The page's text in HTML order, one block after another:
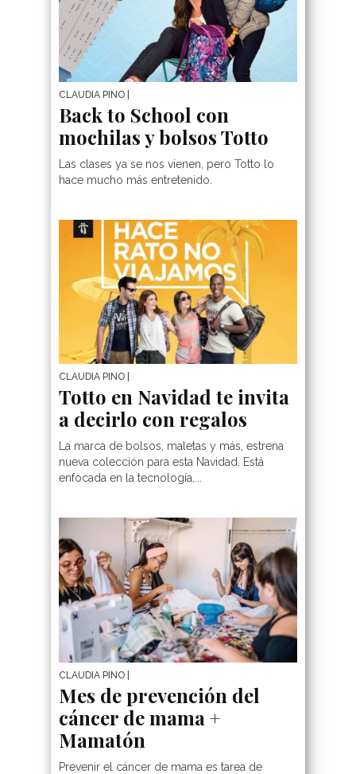
CLAUDIA PINO
Back to School con
mochilas y bolsos Totto
Las clases ya se nos vienen, pero Totto lo
hace mucho más entretenido.
CLAUDIA PINO
Totto en Navidad te invita
a decirlo con regalos
La marca de bolsos, maletas y más, estrena
nueva colección para esta Navidad. Está
enfocada en la tecnología,...
CLAUDIA PINO
Mes de prevención del
cáncer de mama +
Mamatón
Prevenir el cáncer de mama es tarea de